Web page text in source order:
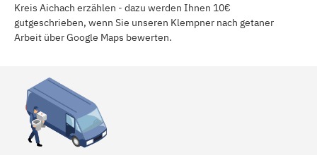
Kreis Aichach erzählen - dazu werden Ihnen 10€
gutgeschrieben, wenn Sie unseren Klempner nach getaner
Arbeit über Google Maps bewerten.